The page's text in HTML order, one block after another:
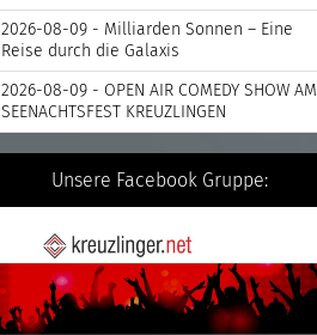
2026-08-09 - Milliarden Sonnen – Eine
Reise durch die Galaxis
2026-08-09 - OPEN AIR COMEDY SHOW AM
SEENACHTSFEST KREUZLINGEN
Unsere Facebook Gruppe: